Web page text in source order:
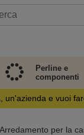
Perline e
componenti
un'azienda e vuoi
Arredamento per la